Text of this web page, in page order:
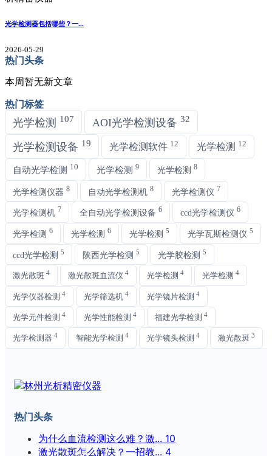
光学检测器包括哪些？一...
2026-05-29
热门头条
本周暂无新文章
热门标签
光学检测 107 AOI光学检测设备 32
光学检测设备 19 光学检测软件 12 光学检测 12
自动光学检测 10 光学检测 9 光学检测 8
光学检测仪器 8 自动光学检测机 8 光学检测仪 7
光学检测机 7 全自动光学检测设备 6 ccd光学检测仪 6
光学检测 6 光学检测 6 光学检测 5 光学瓦斯检测仪 5
ccd光学检测 5 陕西光学检测 5 光学胶检测 5
激光散斑 4 激光散斑血流仪 4 光学检测 4 光学检测 4
光学仪器检测 4 光学筛选机 4 光学镜片检测 4
光学元件检测 4 光学性能检测 4 福建光学检测 4
光学检测器 4 智能光学检测 4 光学镜头检测 4 激光散斑 3
热门头条
为什么血流检测这么难？激... 10
激光散斑怎么解决？一招教... 4